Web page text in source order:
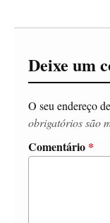
Deixe um
O seu endereço
obrigatórios são
Comentário *